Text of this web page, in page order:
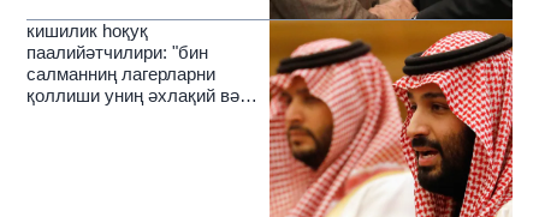
кишилик һоқуқ
паалийәтчилири: "бин
салманниң лагерларни
қоллиши униң әхлақий вә